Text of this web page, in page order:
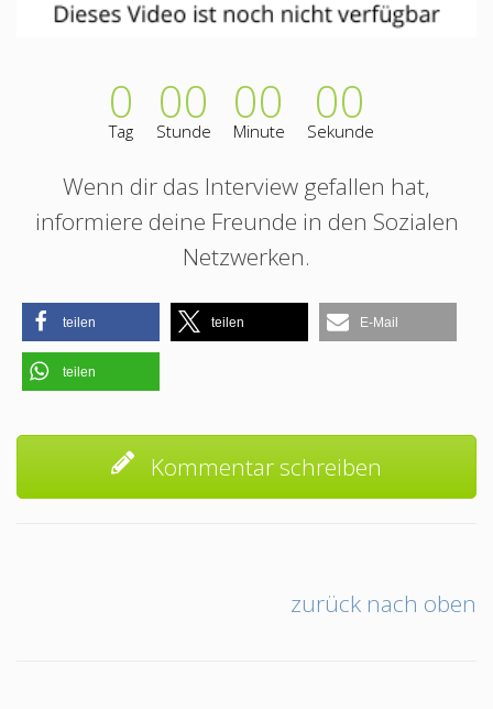
0
Tag 00
Stunde 00
Minute 00
Sekunde
Wenn dir das Interview gefallen hat,
informiere deine Freunde in den Sozialen
Netzwerken.
teilen teilen E-Mail
teilen
Kommentar schreiben
zurück nach oben